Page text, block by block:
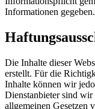
Informationen gegeben.
Die Inhalte dieser
erstellt. Für die
Inhalte können wir
Dienstanbieter sind wir
allgemeinen Gesetzen